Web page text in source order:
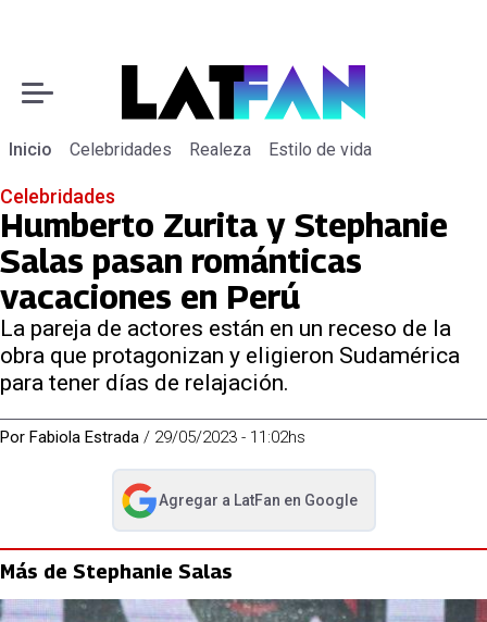
Inicio Celebridades Realeza Estilo de vida
Celebridades
Humberto Zurita y Stephanie
Salas pasan románticas
vacaciones en Perú
La pareja de actores están en un receso de la
obra que protagonizan y eligieron Sudamérica
para tener días de relajación.
Por Fabiola Estrada / 29/05/2023 - 11:02hs
Agregar a LatFan en Google
abre en nueva pestaña
Más de Stephanie Salas